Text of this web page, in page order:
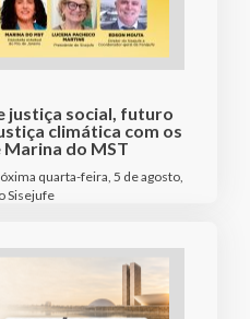
justiça social, futuro
climática com os
do MST
quarta-feira, 5 de agosto,
Sisejufe